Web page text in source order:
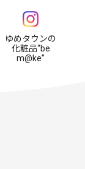
ゆめタウンの
化粧品“be
m@ke”